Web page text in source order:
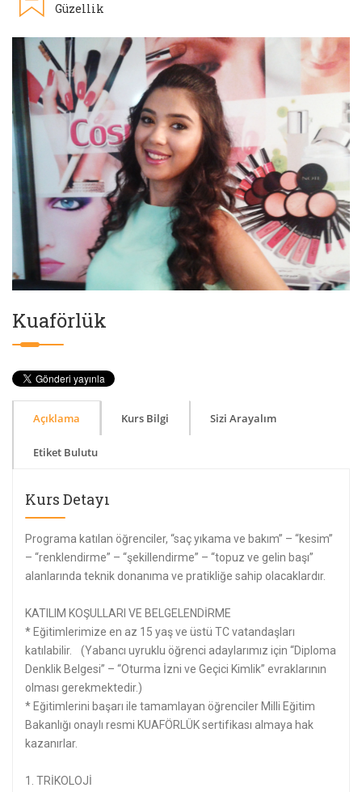
Güzellik
Kuaförlük
Açıklama Kurs Bilgi Sizi Arayalım
Etiket Bulutu
Kurs Detayı
Programa katılan öğrenciler, “saç yıkama ve bakım” – “kesim”
– “renklendirme” – “şekillendirme” – “topuz ve gelin başı”
alanlarında teknik donanıma ve pratikliğe sahip olacaklardır.
KATILIM KOŞULLARI VE BELGELENDİRME
* Eğitimlerimize en az 15 yaş ve üstü TC vatandaşları
katılabilir. (Yabancı uyruklu öğrenci adaylarımız için “Diploma
Denklik Belgesi” – “Oturma İzni ve Geçici Kimlik” evraklarının
olması gerekmektedir.)
* Eğitimlerini başarı ile tamamlayan öğrenciler Milli Eğitim
Bakanlığı onaylı resmi KUAFÖRLÜK sertifikası almaya hak
kazanırlar.
1. TRİKOLOJİ